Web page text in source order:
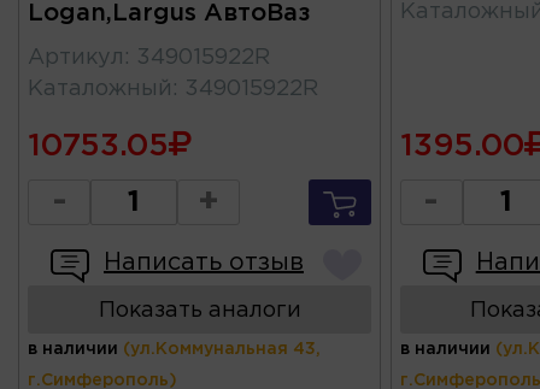
Logan,Largus АвтоВаз
Артикул : 349015922R
Каталожный : 349015922R
10753.05
- +
Написать отзыв
Показать аналоги
в наличии (ул.Коммунальная 43,
г.Симферополь)
1395.00
-
в наличии